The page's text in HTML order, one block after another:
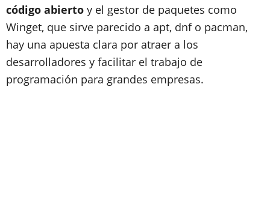
código abierto y el gestor de paquetes como
Winget, que sirve parecido a apt, dnf o pacman,
hay una apuesta clara por atraer a los
desarrolladores y facilitar el trabajo de
programación para grandes empresas.